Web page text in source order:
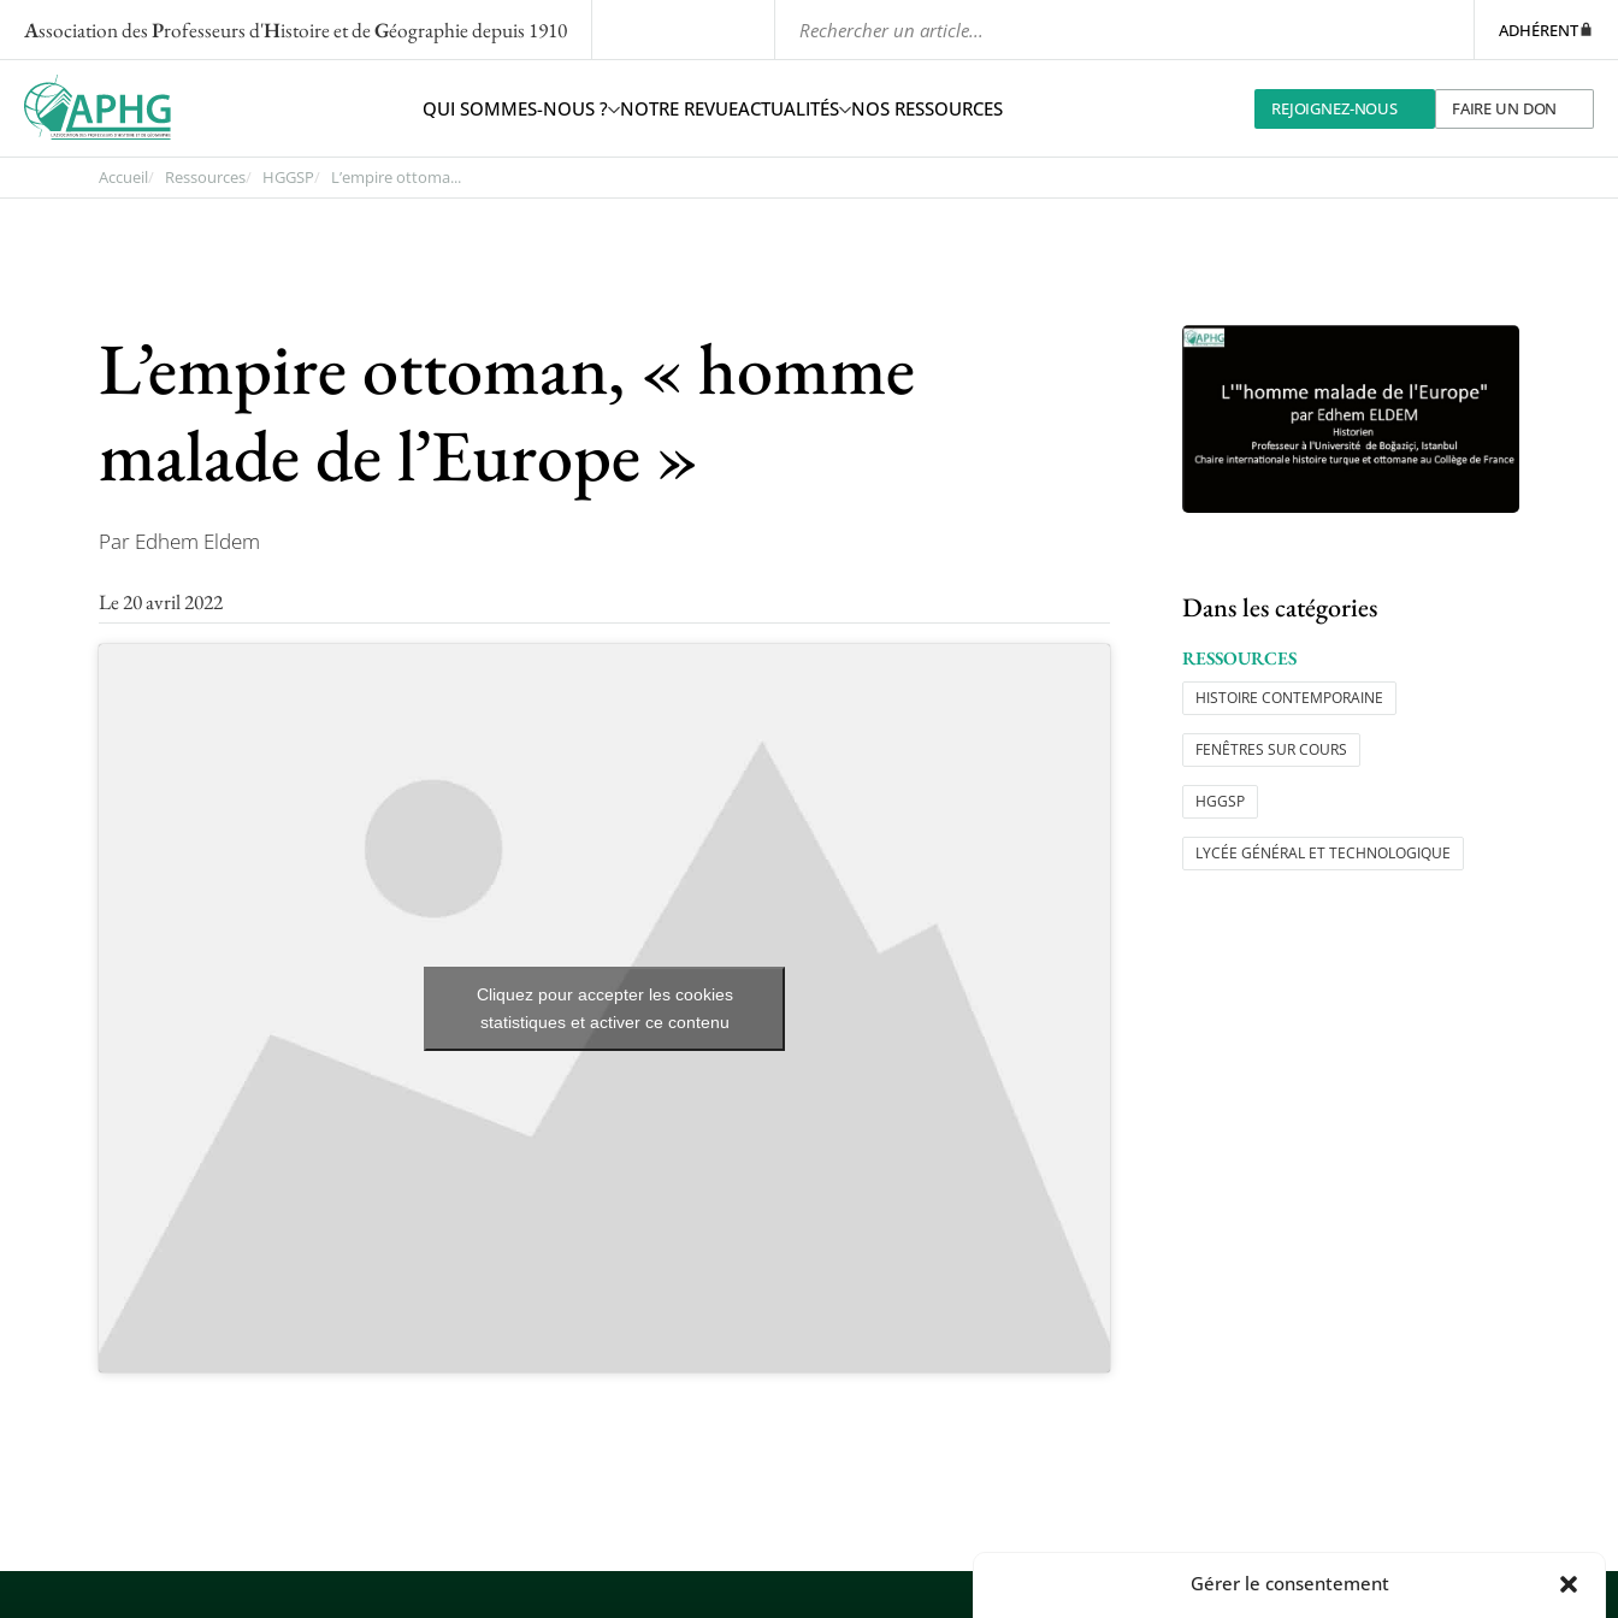
Gérer le consentement
Association desProfesseurs d'Histoire et deGéographiedepuis 1910 ADHÉRENT
QUI SOMMES-NOUS ? NOTRE REVUEACTUALITÉS NOS RESSOURCES REJOIGNEZ-NOUS FAIRE UN DON
Accueil Ressources HGGSP L’empire ottoma...
L’empire ottoman, « homme
malade de l’Europe »
Par Edhem Eldem
Le 20 avril 2022
Cliquez pour accepter les cookies
statistiques et activer ce contenu
Dans les catégories
RESSOURCES
HISTOIRE CONTEMPORAINE
FENÊTRES SUR COURS
HGGSP
LYCÉE GÉNÉRAL ET TECHNOLOGIQUE